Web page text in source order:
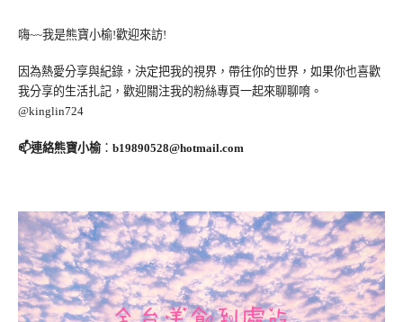
嗨~~我是熊寶小榆!歡迎來訪!
因為熱愛分享與紀錄，決定把我的視界，帶往你的世界，如果你也喜歡
我分享的生活扎記，歡迎關注我的粉絲專頁一起來聊聊唷。
@kinglin724
📫連絡熊寶小榆： b19890528@hotmail.com